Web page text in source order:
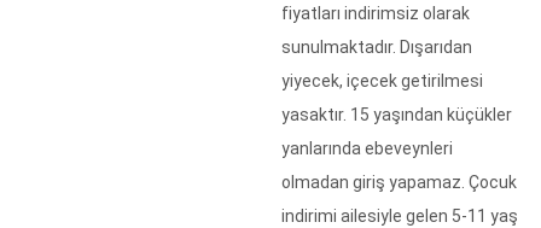
fiyatları indirimsiz olarak
sunulmaktadır. Dışarıdan
yiyecek, içecek getirilmesi
yasaktır. 15 yaşından küçükler
yanlarında ebeveynleri
olmadan giriş yapamaz. Çocuk
indirimi ailesiyle gelen 5-11 yaş